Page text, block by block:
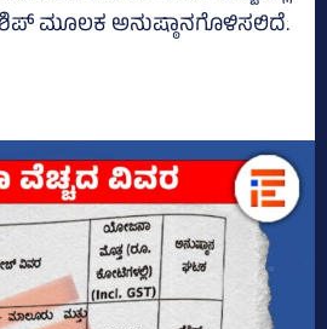
ಶಿಪ್ ಮೂಲಕ ಅನುಷ್ಠಾನಗೊಳಿಸಲಿದೆ.